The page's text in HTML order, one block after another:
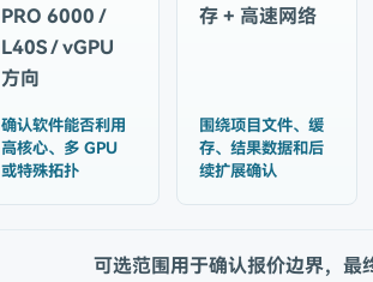
PRO 6000 /
L40S / vGPU
方向
确认软件能否利用
高核心、多 GPU
或特殊拓扑
存 + 高速网络
围绕项目文件、缓
存、结果数据和后
续扩展确认
可选范围用于确认报价边界，最